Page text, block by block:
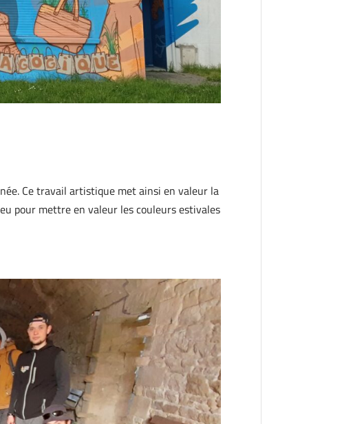
Ce travail artistique met ainsi en valeur la
pour mettre en valeur les couleurs estivales